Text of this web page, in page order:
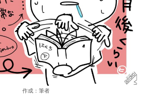
作成：筆者